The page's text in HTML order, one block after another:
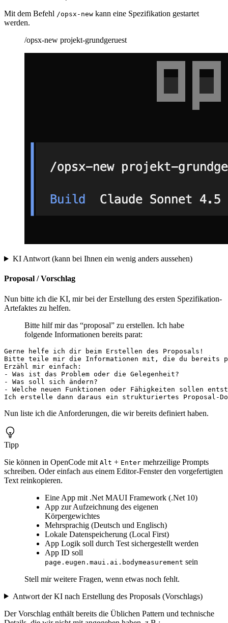
Mit dem Befehl /opsx-new kann eine Spezifikation gestartet
werden.
/opsx-new projekt-grundgeruest
KI Antwort (kann bei Ihnen ein wenig anders aussehen)
Proposal / Vorschlag
Nun bitte ich die KI, mir bei der Erstellung des ersten Spezifikation-
Artefaktes zu helfen.
Bitte hilf mir das “proposal” zu erstellen. Ich habe
folgende Informationen bereits parat:
Nun liste ich die Anforderungen, die wir bereits definiert haben.
Tipp
Sie können in OpenCode mit Alt + Enter mehrzeilige Prompts
schreiben. Oder einfach aus einem Editor-Fenster den vorgefertigten
Text reinkopieren.
Eine App mit .Net MAUI Framework (.Net 10)
App zur Aufzeichnung des eigenen
Körpergewichtes
Mehrsprachig (Deutsch und Englisch)
Lokale Datenspeicherung (Local First)
App Logik soll durch Test sichergestellt werden
App ID soll
page.eugen.maui.ai.bodymeasurement sein
Stell mir weitere Fragen, wenn etwas noch fehlt.
Antwort der KI nach Erstellung des Proposals (Vorschlags)
Der Vorschlag enthält bereits die Üblichen Pattern und technische